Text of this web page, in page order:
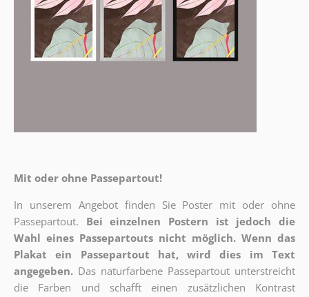
Mit oder ohne Passepartout!
In unserem Angebot finden Sie Poster mit oder ohne
Passepartout.
Bei einzelnen Postern ist jedoch die
Wahl eines Passepartouts nicht möglich. Wenn das
Plakat ein Passepartout hat, wird dies im Text
angegeben. Das naturfarbene Passepartout unterstreicht
die Farben und schafft einen zusätzlichen Kontrast